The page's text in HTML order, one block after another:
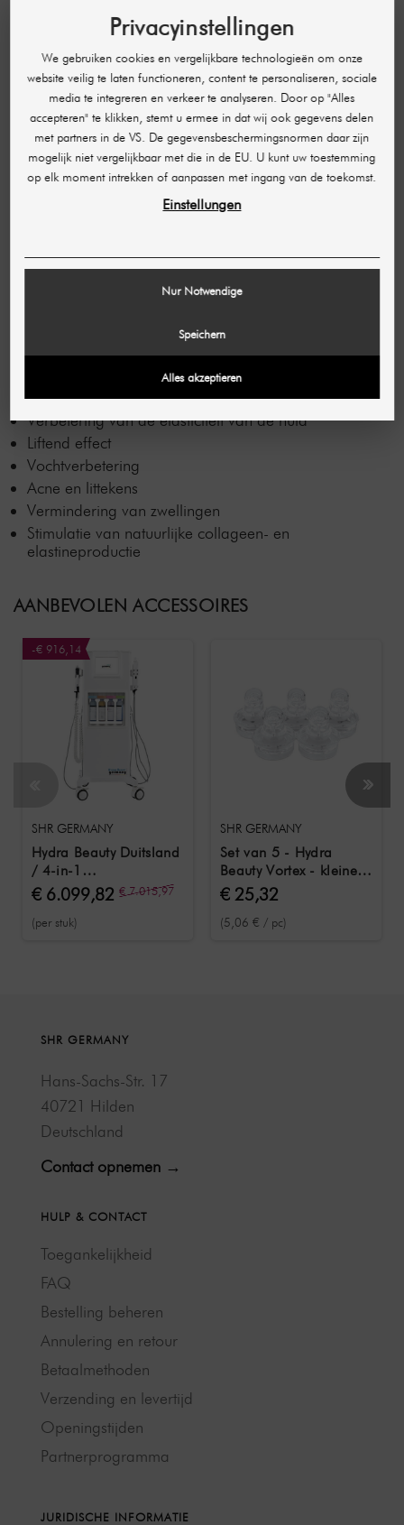
AHA-oplossing
Salicylzuur
Uiterst effectieve verzorgingsstoffen
Desinfecterende oplossing
6 carbonaatcapsules voor huidverjonging, 6 sachets
gel
6 carbonaatcapsules voor huidbleking, 6 zakjes gel
De gecombineerde behandelmethode van het Hydra
Beauty Germany apparaat garandeert de hoogste
behandelresultaten bij regelmatige behandeling dankzij
Directe effecten met langdurige effecten en een
stralende teint
Intensieve reiniging van de huid
Verlichting van de huid
Verbetering van de elasticiteit van de huid
Liftend effect
Vochtverbetering
Acne en littekens
Vermindering van zwellingen
Stimulatie van natuurlijke collageen- en
elastineproductie
AANBEVOLEN ACCESSOIRES
-€ 916,14
SHR GERMANY
Hydra Beauty Duitsland
/ 4-in-1
gezichtsapparaat voor
een stralende huid
€ 6.099,82 € 7.015,97
(per stuk)
SHR GERMANY
Set van 5 - Hydra
Beauty Vortex - kleine
vortex bevestiging
€ 25,32
(5,06 € / pc)
SHR GERMANY
Hans-Sachs-Str. 17
40721 Hilden
Deutschland
Contact opnemen →
HULP & CONTACT
Toegankelijkheid
FAQ
Bestelling beheren
Annulering en retour
Betaalmethoden
Verzending en levertijd
Openingstijden
Partnerprogramma
JURIDISCHE INFORMATIE
Privacyinstellingen
We gebruiken cookies en vergelijkbare technologieën om onze
website veilig te laten functioneren, content te personaliseren, sociale
media te integreren en verkeer te analyseren. Door op "Alles
accepteren" te klikken, stemt u ermee in dat wij ook gegevens delen
met partners in de VS. De gegevensbeschermingsnormen daar zijn
mogelijk niet vergelijkbaar met die in de EU. U kunt uw toestemming
op elk moment intrekken of aanpassen met ingang van de toekomst.
Einstellungen
Nur Notwendige
Speichern
Alles akzeptieren